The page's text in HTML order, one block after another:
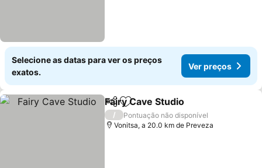
Selecione as datas para ver os preços
exatos.
Ver preços
PartilharAdicionar aos favoritos
Fairy Cave Studio
/
Pontuação não disponível
Vonitsa, a 20.0 km de Preveza